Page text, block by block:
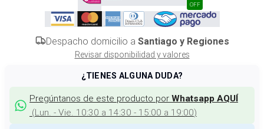
OFF
Despacho domicilio a Santiago y Regiones
Revisar disponibilidad y valores
¿TIENES ALGUNA DUDA?
Pregúntanos de este producto por Whatsapp AQUÍ
(Lun. - Vie. 10:30 a 14:30 - 15:00 a 19:00)